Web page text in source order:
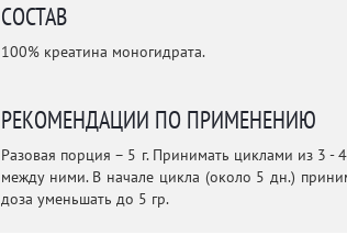
СОСТАВ
100% креатина моногидрата.
РЕКОМЕНДАЦИИ ПО ПРИМЕНЕНИЮ
Разовая порция – 5 г. Принимать циклами из 3 -
между ними. В начале цикла (около 5 дн.)
доза уменьшать до 5 гр.